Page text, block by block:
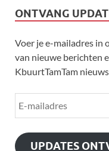
ONTVANG
Voer je e-mailadres in
van nieuwe berichten
KbuurtTamTam
UPDATES